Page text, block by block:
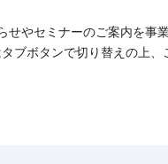
せやセミナーのご案内を事
ブボタンで切り替えの上、